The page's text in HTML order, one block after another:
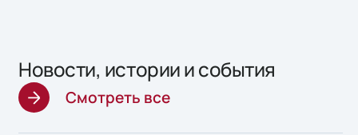
Новости, истории и события
Смотреть все